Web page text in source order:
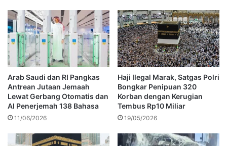
Arab Saudi dan RI Pangkas
Antrean Jutaan Jemaah
Lewat Gerbang Otomatis dan
AI Penerjemah 138 Bahasa
11/06/2026
Haji Ilegal Marak, Satgas Polri
Bongkar Penipuan 320
Korban dengan Kerugian
Tembus Rp10 Miliar
19/05/2026